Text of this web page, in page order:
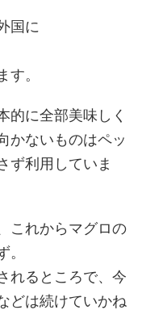
国に
す。
的に全部美味しく
かないものはペッ
ず利用していま
これからマグロの
れるところで、今
どは続けていかね